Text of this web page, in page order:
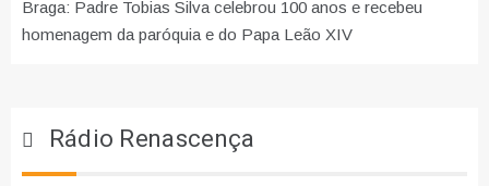
Braga: Padre Tobias Silva celebrou 100 anos e recebeu
homenagem da paróquia e do Papa Leão XIV
Rádio Renascença